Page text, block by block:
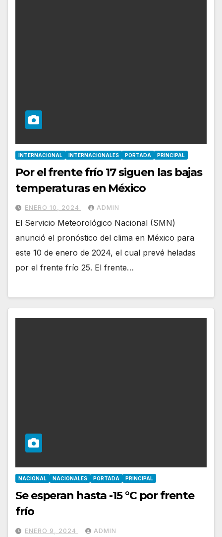
INTERNACIONAL INTERNACIONALES PORTADA PRINCIPAL
Por el frente frío 17 siguen las bajas
temperaturas en México
ENERO 10, 2024 ADMIN
El Servicio Meteorológico Nacional (SMN)
anunció el pronóstico del clima en México para
este 10 de enero de 2024, el cual prevé heladas
por el frente frío 25. El frente…
NACIONAL NACIONALES PORTADA PRINCIPAL
Se esperan hasta -15 °C por frente
frío
ENERO 9, 2024 ADMIN